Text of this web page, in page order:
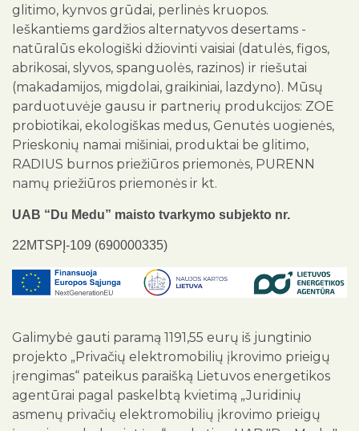
glitimo, kynvos grūdai, perlinės kruopos.
Ieškantiems gardžios alternatyvos desertams -
natūralūs ekologiški džiovinti vaisiai (datulės, figos,
abrikosai, slyvos, spanguolės, razinos) ir riešutai
(makadamijos, migdolai, graikiniai, lazdyno). Mūsų
parduotuvėje gausu ir partnerių produkcijos: ZOE
probiotikai, ekologiškas medus, Genutės uogienės,
Prieskonių namai mišiniai, produktai be glitimo,
RADIUS burnos priežiūros priemonės, PURENN
namų priežiūros priemonės ir kt.
UAB “Du Medu” maisto tvarkymo subjekto nr.
22MTSPĮ-109 (690000335)
Galimybė gauti paramą 1191,55 eurų iš jungtinio
projekto „Privačių elektromobilių įkrovimo prieigų
įrengimas“ pateikus paraišką Lietuvos energetikos
agentūrai pagal paskelbtą kvietimą „Juridinių
asmenų privačių elektromobilių įkrovimo prieigų